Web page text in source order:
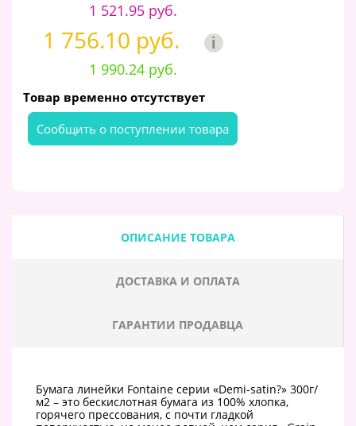
1 521.95 руб.
1 756.10 руб. i
1 990.24 руб.
Товар временно отсутствует
Cообщить о поступлении товара
ОПИСАНИЕ ТОВАРА
ДОСТАВКА И ОПЛАТА
ГАРАНТИИ ПРОДАВЦА
Бумага линейки Fontaine серии «Demi-satin?» 300г/
м2 – это бескислотная бумага из 100% хлопка,
горячего прессования, с почти гладкой